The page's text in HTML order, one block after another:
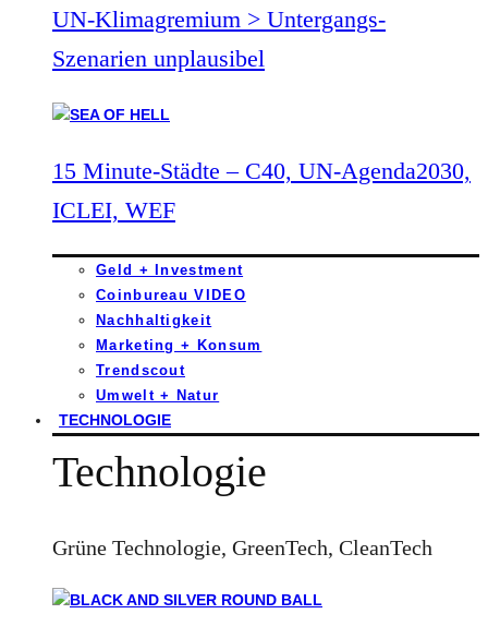
UN-Klimagremium > Untergangs-
Szenarien unplausibel
15 Minute-Städte – C40, UN-Agenda2030,
ICLEI, WEF
Geld + Investment
Coinbureau VIDEO
Nachhaltigkeit
Marketing + Konsum
Trendscout
Umwelt + Natur
TECHNOLOGIE
Technologie
Grüne Technologie, GreenTech, CleanTech